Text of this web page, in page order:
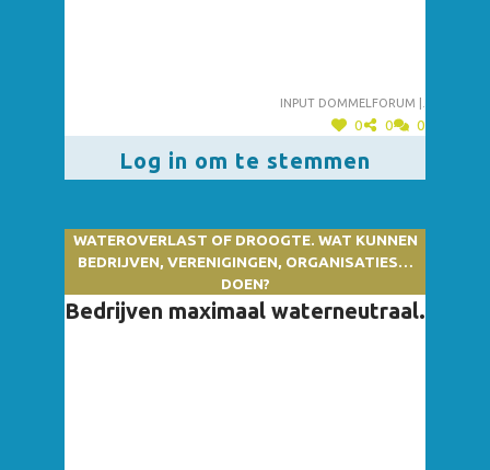
Input dommelforum |.
0 0 0
Log in om te stemmen
WATEROVERLAST OF DROOGTE. WAT KUNNEN
BEDRIJVEN, VERENIGINGEN, ORGANISATIES…
DOEN?
Bedrijven maximaal waterneutraal.